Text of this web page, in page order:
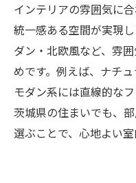
インテリアの雰囲気に
統一感ある空間が実現
ダン・北欧風など、雰
めです。例えば、ナチ
モダン系には直線的な
茨城県の住まいでも、
選ぶことで、心地よい